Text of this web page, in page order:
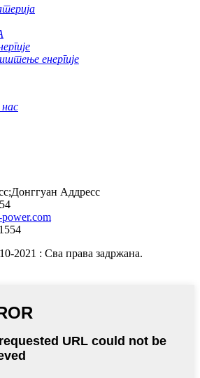
енергије
Аддресс
power.com
2021 : Сва права задржана.